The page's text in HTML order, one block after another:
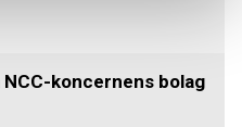
koncernens bolag